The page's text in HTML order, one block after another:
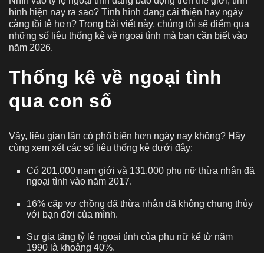
hình hiện nay ra sao? Tình hình đang cải thiện hay ngày
càng tồi tệ hơn? Trong bài viết này, chúng tôi sẽ điểm qua
những số liệu thống kê về ngoại tình mà bạn cần biết vào
năm 2026.
Thống kê về ngoại tình
qua con số
Vậy, liệu gian lận có phổ biến hơn ngày nay không? Hãy
cùng xem xét các số liệu thống kê dưới đây:
Có 201.000 nam giới và 131.000 phụ nữ thừa nhận đã
ngoại tình vào năm 2017.
16% cặp vợ chồng đã thừa nhận đã không chung thủy
với bạn đời của mình.
Sự gia tăng tỷ lệ ngoại tình của phụ nữ kể từ năm
1990 là khoảng 40%.